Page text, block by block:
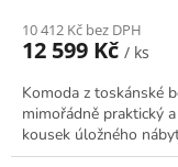
10 412 Kč bez DPH
12 599 Kč / ks
Komoda z toskánské
mimořádně praktický
kousek úložného